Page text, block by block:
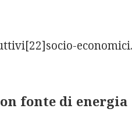
economici.
fonte di energia